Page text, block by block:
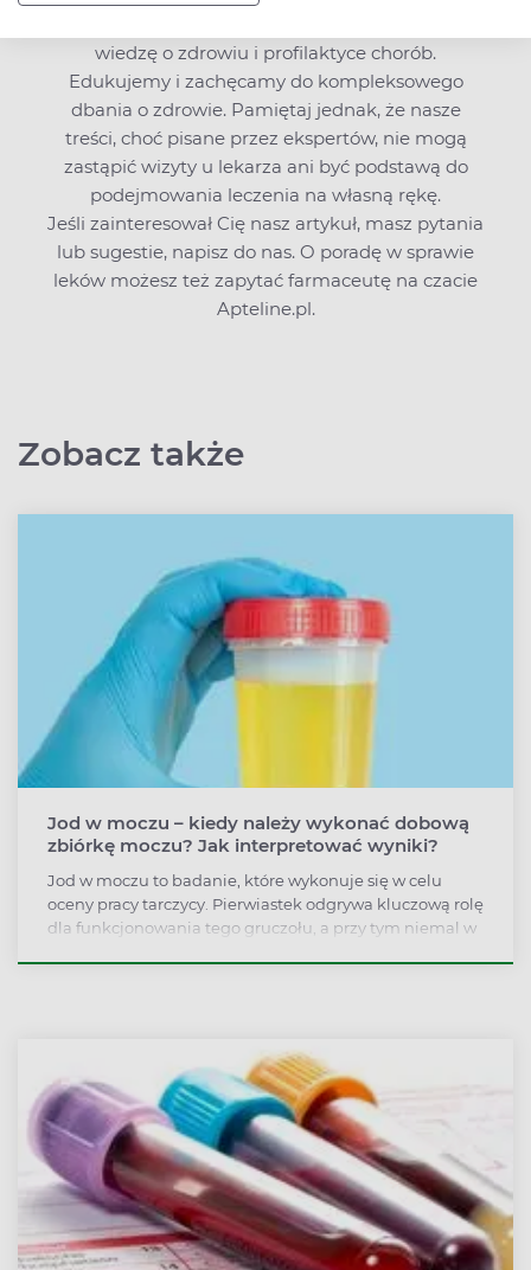
wiedzę o zdrowiu i profilaktyce chorób.
Edukujemy i zachęcamy do kompleksowego
dbania o zdrowie. Pamiętaj jednak, że nasze
treści, choć pisane przez ekspertów, nie mogą
zastąpić wizyty u lekarza ani być podstawą do
podejmowania leczenia na własną rękę.
Jeśli zainteresował Cię nasz artykuł, masz pytania
lub sugestie, napisz do nas. O poradę w sprawie
leków możesz też zapytać farmaceutę na czacie
Apteline.pl.
Zobacz także
Jod w moczu – kiedy należy wykonać dobową
zbiórkę moczu? Jak interpretować wyniki?
Jod w moczu to badanie, które wykonuje się w celu
oceny pracy tarczycy. Pierwiastek odgrywa kluczową rolę
dla funkcjonowania tego gruczołu, a przy tym niemal w